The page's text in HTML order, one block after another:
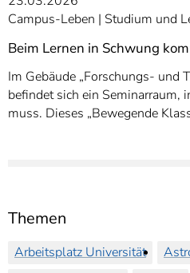
Themen
Arbeitsplatz Universität
Campus-Leben
Studium und
Beim Lernen in Schwung
Im Gebäude „Forschungs- und
befindet sich ein Seminarraum,
muss. Dieses „Bewegende